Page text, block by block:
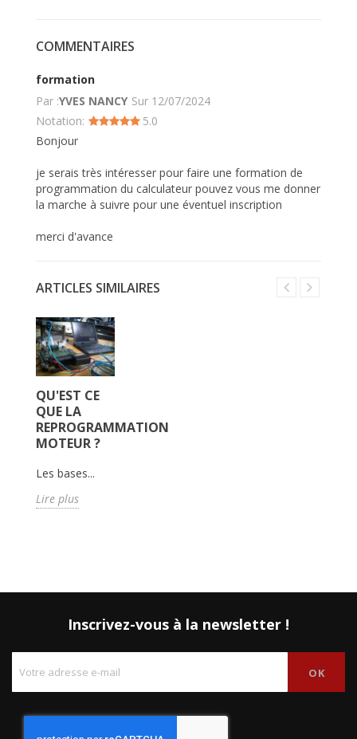
COMMENTAIRES
formation
Par :YVES NANCY Sur 12/07/2024
Notation:
5.0
Bonjour
je serais très intéresser pour faire une formation de
programmation du calculateur pouvez vous me donner
la marche à suivre pour une éventuel inscription
merci d'avance
ARTICLES SIMILAIRES
QU'EST CE
QUE LA
REPROGRAMMATION
MOTEUR ?
Les bases...
Lire plus
Inscrivez-vous à la newsletter !